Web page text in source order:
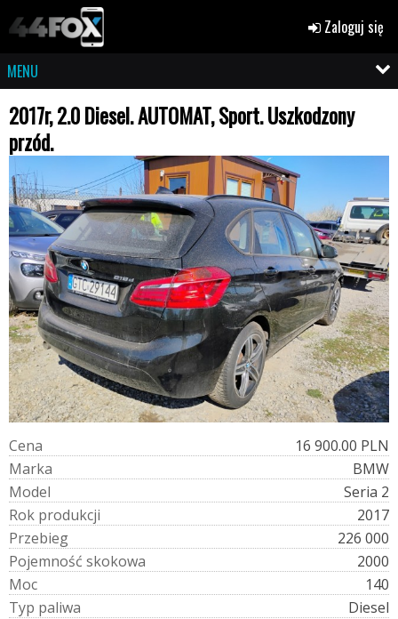
Zaloguj się
MENU
2017r, 2.0 Diesel. AUTOMAT, Sport. Uszkodzony
przód.
Cena
16 900.00 PLN
Marka
BMW
Model
Seria 2
Rok produkcji
2017
Przebieg
226 000
Pojemność skokowa
2000
Moc
140
Typ paliwa
Diesel